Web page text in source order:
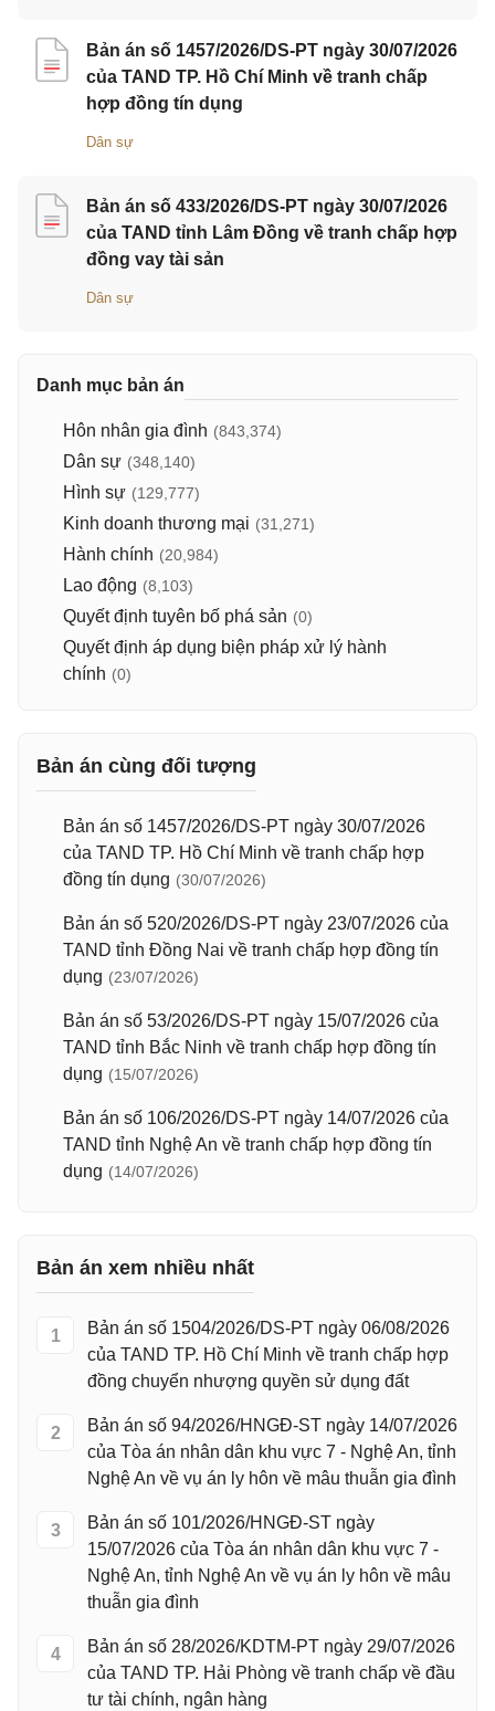
Bản án số 1457/2026/DS-PT ngày 30/07/2026
của TAND TP. Hồ Chí Minh về tranh chấp
hợp đồng tín dụng
Dân sự
Bản án số 433/2026/DS-PT ngày 30/07/2026
của TAND tỉnh Lâm Đồng về tranh chấp hợp
đồng vay tài sản
Dân sự
Danh mục bản án
Hôn nhân gia đình (843,374)
Dân sự (348,140)
Hình sự (129,777)
Kinh doanh thương mại (31,271)
Hành chính (20,984)
Lao động (8,103)
Quyết định tuyên bố phá sản (0)
Quyết định áp dụng biện pháp xử lý hành
chính (0)
Bản án cùng đối tượng
Bản án số 1457/2026/DS-PT ngày 30/07/2026
của TAND TP. Hồ Chí Minh về tranh chấp hợp
đồng tín dụng (30/07/2026)
Bản án số 520/2026/DS-PT ngày 23/07/2026 của
TAND tỉnh Đồng Nai về tranh chấp hợp đồng tín
dụng (23/07/2026)
Bản án số 53/2026/DS-PT ngày 15/07/2026 của
TAND tỉnh Bắc Ninh về tranh chấp hợp đồng tín
dụng (15/07/2026)
Bản án số 106/2026/DS-PT ngày 14/07/2026 của
TAND tỉnh Nghệ An về tranh chấp hợp đồng tín
dụng (14/07/2026)
Bản án xem nhiều nhất
1
Bản án số 1504/2026/DS-PT ngày 06/08/2026
của TAND TP. Hồ Chí Minh về tranh chấp hợp
đồng chuyển nhượng quyền sử dụng đất
2
Bản án số 94/2026/HNGĐ-ST ngày 14/07/2026
của Tòa án nhân dân khu vực 7 - Nghệ An, tỉnh
Nghệ An về vụ án ly hôn về mâu thuẫn gia đình
3
Bản án số 101/2026/HNGĐ-ST ngày
15/07/2026 của Tòa án nhân dân khu vực 7 -
Nghệ An, tỉnh Nghệ An về vụ án ly hôn về mâu
thuẫn gia đình
4
Bản án số 28/2026/KDTM-PT ngày 29/07/2026
của TAND TP. Hải Phòng về tranh chấp về đầu
tư tài chính, ngân hàng